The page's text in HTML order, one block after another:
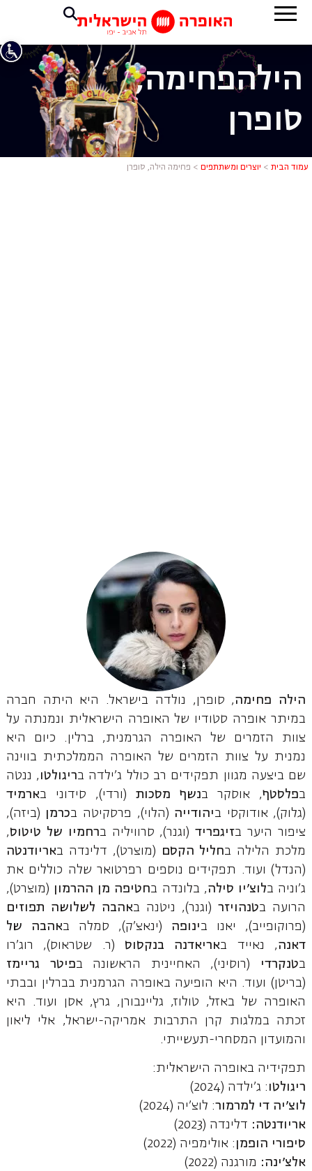
פחימה
הילהפחימה,
סופרן
עמוד הבית > יוצרים ומשתתפים > פחימה הילה, סופרן
הילה פחימה, סופרן, נולדה בישראל. היא היתה חברה
במיתר אופרה סטודיו של האופרה הישראלית ונמנתה על
צוות הזמרים של האופרה הגרמנית, ברלין. כיום היא
נמנית על צוות הזמרים של האופרה הממלכתית בווינה
שם ביצעה מגוון תפקידים רב כולל ג'ילדה בריגולטו , ננטה
בפלסטף, אוסקר בנשף מסכות(ורדי), סידוני בארמיד
(גלוק), אודוקסי ביהודייה (הלוי), פרסקיטה בכרמן (ביזה),
ציפור היער בזיגפריד(וגנר), סרוויליה ברחמיו של טיטוס,
מלכת הלילה בחליל הקסם (מוצרט), דלינדה באריודנטה
(הנדל) ועוד. תפקידים נוספים רפרטואר שלה כוללים את
ג'וניה בלוצ'יו סילה, בלונדה בחטיפה מן ההרמון (מוצרט),
הרועה בטנהויזר(וגנר), ניטנה באהבה לשלושה תפוזים
(פרוקופייב), יאנו בינופה (ינאצ'ק), סמלה באהבה של
דאנה, נאייד באריאדנה בנקסוס (ר. שטראוס), רוג'רו
בטנקרדי (רוסיני), האחיינית הראשונה בפיטר גריימז
(בריטן) ועוד. היא הופיעה באופרה הגרמנית בברלין ובבתי
האופרה של באזל, טולוז, גליינבורן, גרץ, אסן ועוד. היא
זכתה במלגות קרן התרבות אמריקה-ישראל, אלי ליאון
והמועדון המסחרי-תעשייתי.
תפקידיה באופרה הישראלית:
ריגולטו : ג'ילדה (2024)
לוצ'יה די למרמור: לוצ'יה (2024)
אריודנטה: דלינדה (2023)
סיפורי הופמן : אולימפיה (2022)
אלצ'ינה: מורגנה (2022)